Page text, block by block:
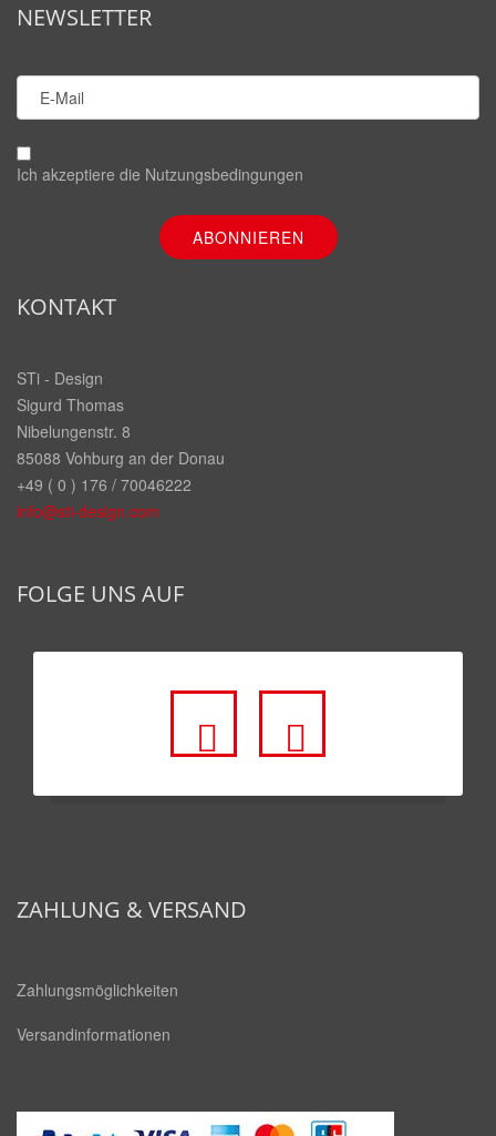
NEWSLETTER
Ich akzeptiere die Nutzungsbedingungen
KONTAKT
STi - Design
Sigurd Thomas
Nibelungenstr. 8
85088 Vohburg an der Donau
+49 ( 0 ) 176 / 70046222
info@sti-design.com
FOLGE UNS AUF
fa
square
fa
ZAHLUNG & VERSAND
Zahlungsmöglichkeiten
Versandinformationen